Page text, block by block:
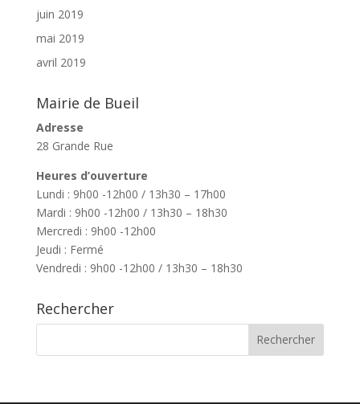
juin 2019
mai 2019
avril 2019
Mairie de Bueil
Adresse
28 Grande Rue
Heures d’ouverture
Lundi : 9h00 -12h00 / 13h30 – 17h00
Mardi : 9h00 -12h00 / 13h30 – 18h30
Mercredi : 9h00 -12h00
Jeudi : Fermé
Vendredi : 9h00 -12h00 / 13h30 – 18h30
Rechercher